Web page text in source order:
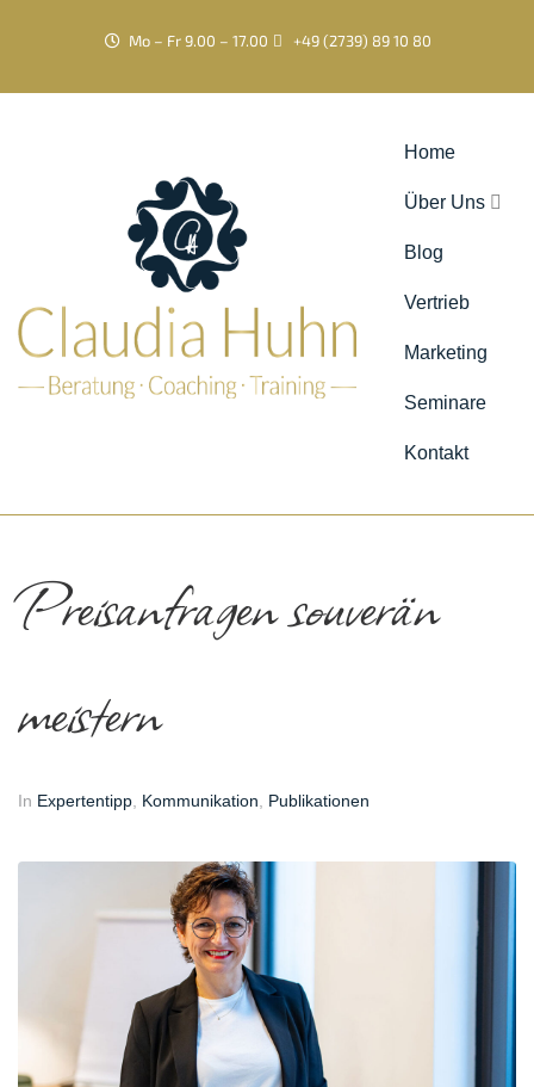
Mo – Fr 9.00 – 17.00 +49 (2739) 89 10 80
Home
Über Uns
Blog
Vertrieb
Marketing
Seminare
Kontakt
Preisanfragen souverän
meistern
In Expertentipp Kommunikation Publikationen